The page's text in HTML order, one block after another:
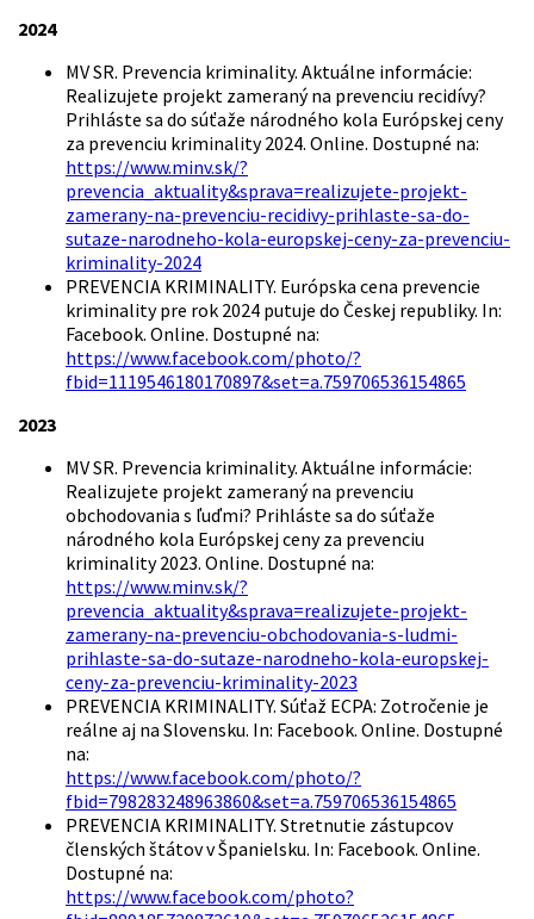
2024
MV SR. Prevencia kriminality. Aktuálne informácie:
Realizujete projekt zameraný na prevenciu recidívy?
Prihláste sa do súťaže národného kola Európskej ceny
za prevenciu kriminality 2024. Online. Dostupné na:
https://www.minv.sk/?
prevencia_aktuality&sprava=realizujete-projekt-
zamerany-na-prevenciu-recidivy-prihlaste-sa-do-
sutaze-narodneho-kola-europskej-ceny-za-prevenciu-
kriminality-2024
PREVENCIA KRIMINALITY. Európska cena prevencie
kriminality pre rok 2024 putuje do Českej republiky. In:
Facebook. Online. Dostupné na:
https://www.facebook.com/photo/?
fbid=1119546180170897&set=a.759706536154865
2023
MV SR. Prevencia kriminality. Aktuálne informácie:
Realizujete projekt zameraný na prevenciu
obchodovania s ľuďmi? Prihláste sa do súťaže
národného kola Európskej ceny za prevenciu
kriminality 2023. Online. Dostupné na:
https://www.minv.sk/?
prevencia_aktuality&sprava=realizujete-projekt-
zamerany-na-prevenciu-obchodovania-s-ludmi-
prihlaste-sa-do-sutaze-narodneho-kola-europskej-
ceny-za-prevenciu-kriminality-2023
PREVENCIA KRIMINALITY. Súťaž ECPA: Zotročenie je
reálne aj na Slovensku. In: Facebook. Online. Dostupné
na:
https://www.facebook.com/photo/?
fbid=798283248963860&set=a.759706536154865
PREVENCIA KRIMINALITY. Stretnutie zástupcov
členských štátov v Španielsku. In: Facebook. Online.
Dostupné na:
https://www.facebook.com/photo?